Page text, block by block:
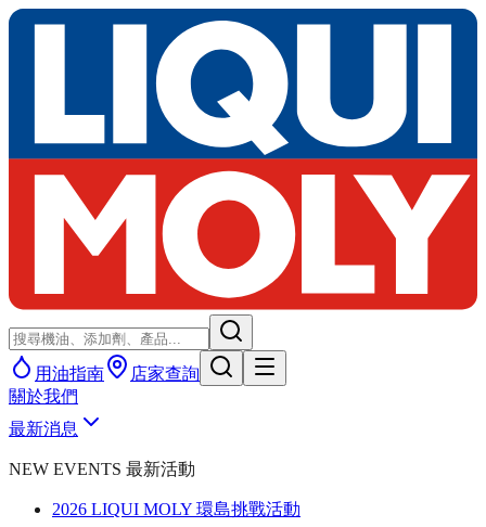
用油指南
店家查詢
關於我們
最新消息
NEW EVENTS 最新活動
2026 LIQUI MOLY 環島挑戰活動